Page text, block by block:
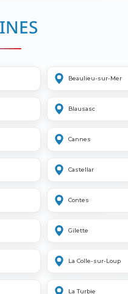
Beaulieu-sur-Mer
Blausasc
Cannes
Castellar
Contes
Gilette
La Colle-sur-Loup
La Turbie